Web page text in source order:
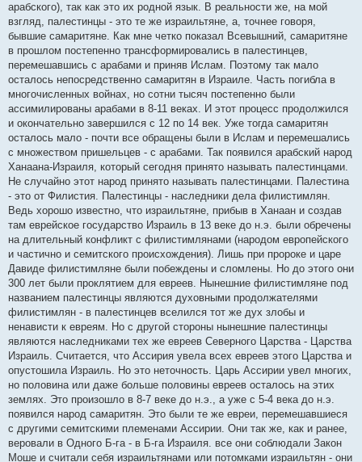
арабского), так как это их родной язык. В реальности же, на мой
взгляд, палестинцы - это те же израильтяне, а, точнее говоря,
бывшие самаритяне. Как мне четко показал Всевышний, самаритяне
в прошлом постепенно трансформировались в палестинцев,
перемешавшись с арабами и приняв Ислам. Поэтому так мало
осталось непосредственно самаритян в Израиле. Часть погибла в
многочисленных войнах, но сотни тысяч постепенно были
ассимилированы арабами в 8-11 веках. И этот процесс продолжился
и окончательно завершился с 12 по 14 век. Уже тогда самаритян
осталось мало - почти все обращены были в Ислам и перемешались
с множеством пришельцев - с арабами. Так появился арабский народ
Ханаана-Израиля, который сегодня принято называть палестинцами.
Не случайно этот народ принято называть палестинцами. Палестина
- это от Филистия. Палестинцы - наследники дела филистимлян.
Ведь хорошо известно, что израильтяне, прибыв в Ханаан и создав
там еврейское государство Израиль в 13 веке до н.э. были обречены
на длительный конфликт с филистимлянами (народом европейского
и частично и семитского происхождения). Лишь при пророке и царе
Давиде филистимляне были побеждены и сломлены. Но до этого они
300 лет были проклятием для евреев. Нынешние филистимляне под
названием палестинцы являются духовными продолжателями
филистимлян - в палестинцев вселился тот же дух злобы и
ненависти к евреям. Но с другой стороны нынешние палестинцы
являются наследниками тех же евреев Северного Царства - Царства
Израиль. Считается, что Ассирия увела всех евреев этого Царства и
опустошила Израиль. Но это неточность. Царь Ассирии увел многих,
но половина или даже больше половины евреев осталось на этих
землях. Это произошло в 8-7 веке до н.э., а уже с 5-4 века до н.э.
появился народ самаритян. Это были те же евреи, перемешавшиеся
с другими семитскими племенами Ассирии. Они так же, как и ранее,
веровали в Одного Б-га - в Б-га Израиля. все они соблюдали Закон
Моше и считали себя израильтянами или потомками израильтян - они